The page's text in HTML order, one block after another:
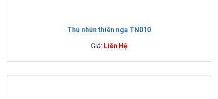
Thú nhún thiên nga TN010
Giá: Liên Hệ